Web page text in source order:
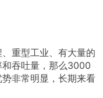
重型工业、有大量的
吞吐量，那么3000
非常明显，长期来看